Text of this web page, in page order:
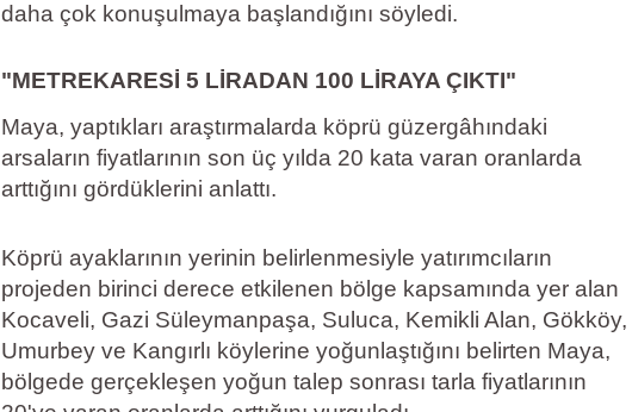
daha çok konuşulmaya başlandığını söyledi.
"METREKARESİ 5 LİRADAN 100 LİRAYA ÇIKTI"
Maya, yaptıkları araştırmalarda köprü güzergâhındaki
arsaların fiyatlarının son üç yılda 20 kata varan oranlarda
arttığını gördüklerini anlattı.
Köprü ayaklarının yerinin belirlenmesiyle yatırımcıların
projeden birinci derece etkilenen bölge kapsamında yer alan
Kocaveli, Gazi Süleymanpaşa, Suluca, Kemikli Alan, Gökköy,
Umurbey ve Kangırlı köylerine yoğunlaştığını belirten Maya,
bölgede gerçekleşen yoğun talep sonrası tarla fiyatlarının